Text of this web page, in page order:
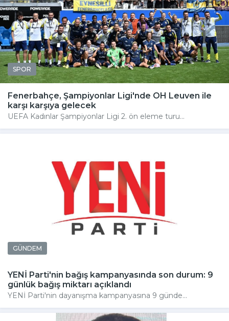
SPOR
Fenerbahçe, Şampiyonlar Ligi'nde OH Leuven ile
karşı karşıya gelecek
UEFA Kadınlar Şampiyonlar Ligi 2. ön eleme turu...
GÜNDEM
YENİ Parti'nin bağış kampanyasında son durum: 9
günlük bağış miktarı açıklandı
YENİ Parti'nin dayanışma kampanyasına 9 günde...